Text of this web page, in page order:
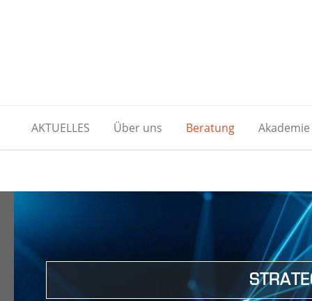
AKTUELLES Über uns Beratung Akademie